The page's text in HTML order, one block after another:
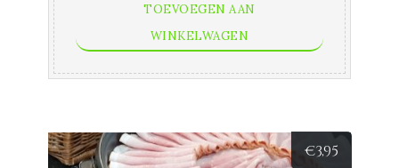
TOEVOEGEN AAN
WINKELWAGEN
€3,95